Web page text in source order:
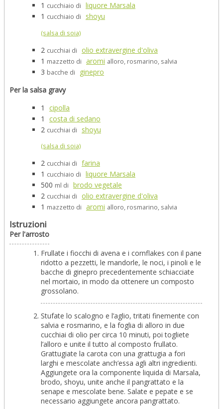
1 cucchiaio di liquore Marsala
1 cucchiaio di shoyu
(salsa di soia)
2 cucchiai di olio extravergine d'oliva
1 mazzetto di aromi alloro, rosmarino, salvia
3 bacche di
ginepro
Per la salsa gravy
1
cipolla
1
costa di sedano
2 cucchiai di shoyu
(salsa di soia)
2 cucchiai di farina
1 cucchiaio di liquore Marsala
500 ml di brodo vegetale
2 cucchiai di olio extravergine d'oliva
1 mazzetto di aromi alloro, rosmarino, salvia
Istruzioni
Per l'arrosto
Frullate i fiocchi di avena e i cornflakes con il pane
ridotto a pezzetti, le mandorle, le noci, i pinoli e le
bacche di ginepro precedentemente schiacciate
nel mortaio, in modo da ottenere un composto
grossolano.
Stufate lo scalogno e l’aglio, tritati finemente con
salvia e rosmarino, e la foglia di alloro in due
cucchiai di olio per circa 10 minuti, poi togliete
l’alloro e unite il tutto al composto frullato.
Grattugiate la carota con una grattugia a fori
larghi e mescolate anch’essa agli altri ingredienti.
Aggiungete ora la componente liquida di Marsala,
brodo, shoyu, unite anche il pangrattato e la
senape e mescolate bene. Salate e pepate e se
necessario aggiungete ancora pangrattato.